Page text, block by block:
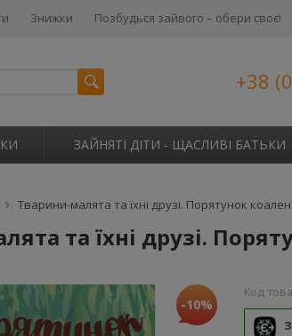
Знижки Позбудься зайвого – обери своє!
+38
ЗАЙНЯТІ ДІТИ - ЩАСЛИВІ БАТЬКИ
Тварини-малята та їхні друзі. Порятунок
та їхні друзі.
-10%
Код